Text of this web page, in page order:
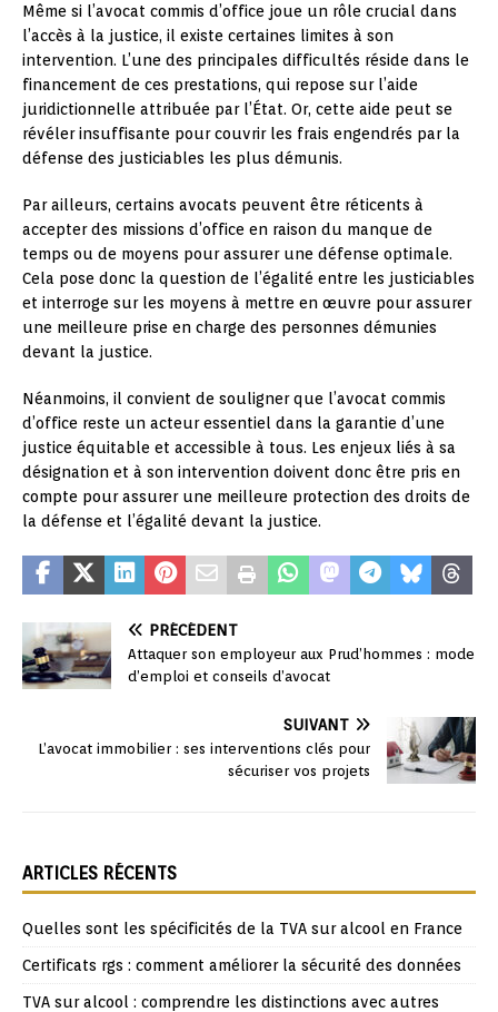
Même si l’avocat commis d’office joue un rôle crucial dans
l’accès à la justice, il existe certaines limites à son
intervention. L’une des principales difficultés réside dans le
financement de ces prestations, qui repose sur l’aide
juridictionnelle attribuée par l’État. Or, cette aide peut se
révéler insuffisante pour couvrir les frais engendrés par la
défense des justiciables les plus démunis.
Par ailleurs, certains avocats peuvent être réticents à
accepter des missions d’office en raison du manque de
temps ou de moyens pour assurer une défense optimale.
Cela pose donc la question de l’égalité entre les justiciables
et interroge sur les moyens à mettre en œuvre pour assurer
une meilleure prise en charge des personnes démunies
devant la justice.
Néanmoins, il convient de souligner que l’avocat commis
d’office reste un acteur essentiel dans la garantie d’une
justice équitable et accessible à tous. Les enjeux liés à sa
désignation et à son intervention doivent donc être pris en
compte pour assurer une meilleure protection des droits de
la défense et l’égalité devant la justice.
PRÉCÉDENT
Attaquer son employeur aux Prud’hommes : mode
d’emploi et conseils d’avocat
SUIVANT
L’avocat immobilier : ses interventions clés pour
sécuriser vos projets
ARTICLES RÉCENTS
Quelles sont les spécificités de la TVA sur alcool en France
Certificats rgs : comment améliorer la sécurité des données
TVA sur alcool : comprendre les distinctions avec autres